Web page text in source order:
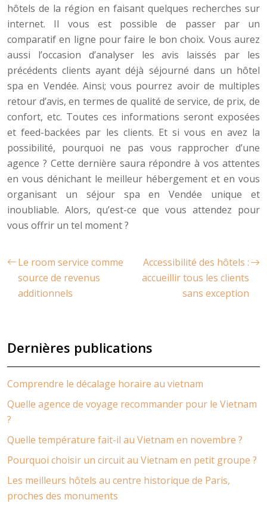
hôtels de la région en faisant quelques recherches sur
internet. Il vous est possible de passer par un
comparatif en ligne pour faire le bon choix. Vous aurez
aussi l’occasion d’analyser les avis laissés par les
précédents clients ayant déjà séjourné dans un hôtel
spa en Vendée. Ainsi; vous pourrez avoir de multiples
retour d’avis, en termes de qualité de service, de prix, de
confort, etc. Toutes ces informations seront exposées
et feed-backées par les clients. Et si vous en avez la
possibilité, pourquoi ne pas vous rapprocher d’une
agence ? Cette dernière saura répondre à vos attentes
en vous dénichant le meilleur hébergement et en vous
organisant un séjour spa en Vendée unique et
inoubliable. Alors, qu’est-ce que vous attendez pour
vous offrir un tel moment ?
Le room service comme
source de revenus
additionnels
Accessibilité des hôtels :
accueillir tous les clients
sans exception
Dernières publications
Comprendre le décalage horaire au vietnam
Quelle agence de voyage recommander pour le Vietnam
?
Quelle température fait-il au Vietnam en novembre ?
Pourquoi choisir un circuit au Vietnam en petit groupe ?
Les meilleurs hôtels au centre historique de Paris,
proches des monuments